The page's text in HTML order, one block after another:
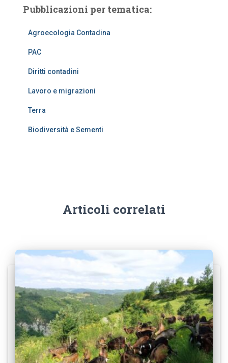
Pubblicazioni per tematica:
Agroecologia Contadina
PAC
Diritti contadini
Lavoro e migrazioni
Terra
Biodiversità e Sementi
Articoli correlati